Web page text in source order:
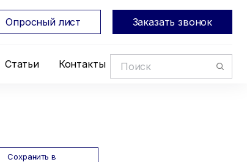
Статьи Контакты
Опросный лист Заказать звонок
Сохранить в